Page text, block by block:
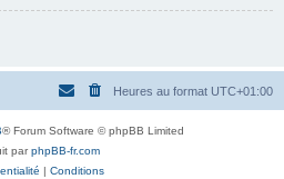
Heures au format UTC+01:00
® Forum Software © phpBB Limited
parphpBB-fr.com
| Conditions